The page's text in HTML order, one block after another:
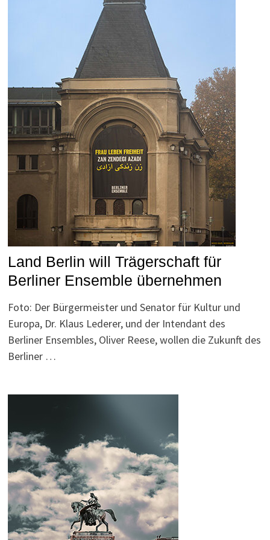
Land Berlin will Trägerschaft für
Berliner Ensemble übernehmen
Foto: Der Bürgermeister und Senator für Kultur und
Europa, Dr. Klaus Lederer, und der Intendant des
Berliner Ensembles, Oliver Reese, wollen die Zukunft des
Berliner …